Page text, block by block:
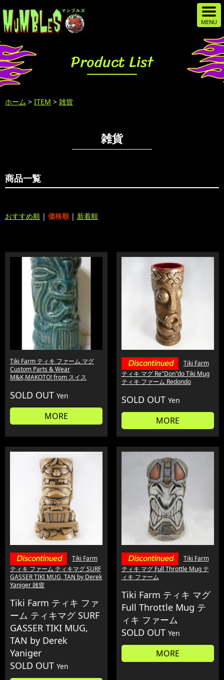
Product List
ホーム > ITEM > 雑貨
雑貨
商品一覧
おすすめ順 | 価格順 | 新着順
Tiki Farm ティキ ファーム マグ
Custom Parts & Wear
M&K,MAKOTO! from スイス
SOLD OUT Yen
MORE
Tiki Farm
ティキ マグ Re"Don"do Tiki Mug
ティキ ファーム Redondo
SOLD OUT Yen
MORE
Tiki Farm
ティキ ファーム ティキマグ SURF
GASSER TIKI MUG, TAN by Derek
Yaniger 雑貨
Tiki Farm ティキ ファ
ーム ティキマグ SURF
GASSER TIKI MUG,
TAN by Derek
Yaniger
SOLD OUT Yen
Tiki Farm
ティキ マグ Full Throttle Mug テ
ィキ ファーム
Tiki Farm ティキ マグ
Full Throttle Mug テ
ィキ ファーム
SOLD OUT Yen
MORE